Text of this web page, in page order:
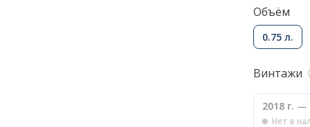
Объём
0.75 л.
Винтажи
2018 г. —
Нет в